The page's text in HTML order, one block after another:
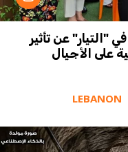
"التيار" عن تأثير
على الأجيال
LEBANON